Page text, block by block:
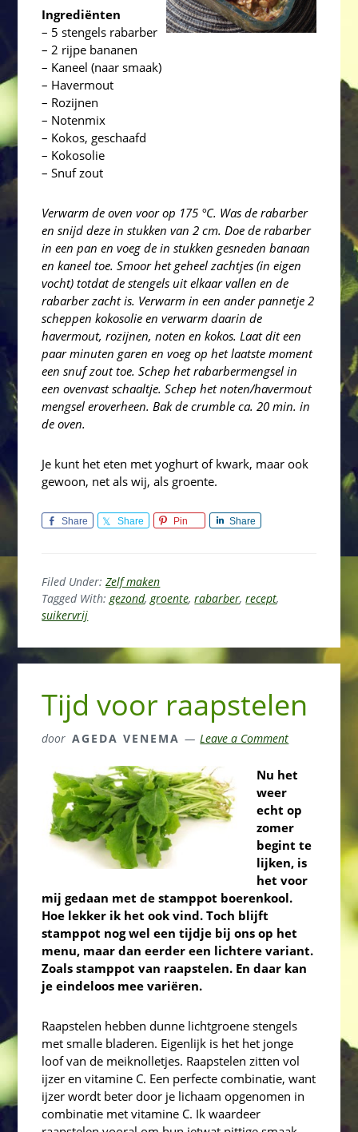
Ingrediënten
– 5 stengels rabarber
– 2 rijpe bananen
– Kaneel (naar smaak)
– Havermout
– Rozijnen
– Notenmix
– Kokos, geschaafd
– Kokosolie
– Snuf zout
Verwarm de oven voor op 175 °C. Was de rabarber
en snijd deze in stukken van 2 cm. Doe de rabarber
in een pan en voeg de in stukken gesneden banaan
en kaneel toe. Smoor het geheel zachtjes (in eigen
vocht) totdat de stengels uit elkaar vallen en de
rabarber zacht is. Verwarm in een ander pannetje 2
scheppen kokosolie en verwarm daarin de
havermout, rozijnen, noten en kokos. Laat dit een
paar minuten garen en voeg op het laatste moment
een snuf zout toe. Schep het rabarbermengsel in
een ovenvast schaaltje. Schep het noten/havermout
mengsel eroverheen. Bak de crumble ca. 20 min. in
de oven.
Je kunt het eten met yoghurt of kwark, maar ook
gewoon, net als wij, als groente.
Share Share Pin Share
Filed Under:Zelf maken
Tagged With:gezond,groente,rabarber,recept,
suikervrij
Tijd voor raapstelen
door AGEDA VENEMA Leave a Comment
Nu het
weer
echt op
zomer
begint te
lijken, is
het voor
mij gedaan met de stamppot boerenkool.
Hoe lekker ik het ook vind. Toch blijft
stamppot nog wel een tijdje bij ons op het
menu, maar dan eerder een lichtere variant.
Zoals stamppot van raapstelen. En daar kan
je eindeloos mee variëren.
Raapstelen hebben dunne lichtgroene stengels
met smalle bladeren. Eigenlijk is het het jonge
loof van de meiknolletjes. Raapstelen zitten vol
ijzer en vitamine C. Een perfecte combinatie, want
ijzer wordt beter door je lichaam opgenomen in
combinatie met vitamine C. Ik waardeer